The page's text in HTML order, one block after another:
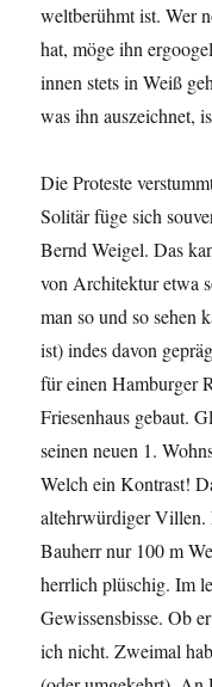
weltberühmt ist. Wer
hat, möge ihn
innen stets in Weiß
was ihn auszeichnet,
Die Proteste
Solitär füge sich
Bernd Weigel. Das
von Architektur etwa
man so und so sehen
ist) indes davon
für einen Hamburger
Friesenhaus gebaut.
seinen neuen 1.
Welch ein Kontrast!
altehrwürdiger Villen.
Bauherr nur 100 m
herrlich plüschig. Im
Gewissensbisse. Ob
ich nicht. Zweimal